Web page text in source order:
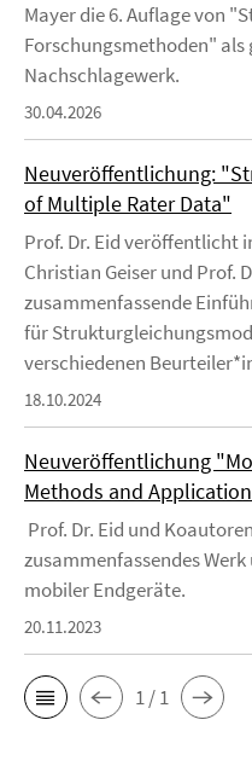
Mayer die 6. Auflage von
Forschungsmethoden" als
Nachschlagewerk.
30.04.2026
Neuveröffentlichung:
of Multiple Rater Data"
Prof. Dr. Eid veröffentlicht
Christian Geiser und Prof.
zusammenfassende
für
verschiedenen
18.10.2024
Neuveröffentlichung
Methods and
Prof. Dr. Eid und
zusammenfassendes
mobiler Endgeräte.
20.11.2023
1 / 1